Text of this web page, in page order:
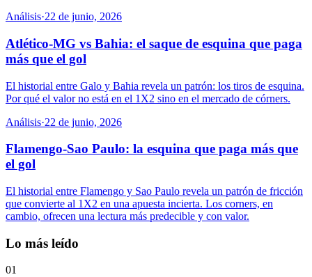
Análisis·22 de junio, 2026
Atlético-MG vs Bahia: el saque de esquina que paga
más que el gol
El historial entre Galo y Bahia revela un patrón: los tiros de esquina.
Por qué el valor no está en el 1X2 sino en el mercado de córners.
Análisis·22 de junio, 2026
Flamengo-Sao Paulo: la esquina que paga más que
el gol
El historial entre Flamengo y Sao Paulo revela un patrón de fricción
que convierte al 1X2 en una apuesta incierta. Los corners, en
cambio, ofrecen una lectura más predecible y con valor.
Lo más leído
01